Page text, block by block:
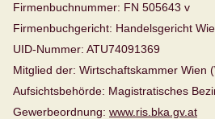
Firmenbuchnummer: FN 505643 v
Firmenbuchgericht: Handelsgericht
UID-Nummer: ATU74091369
Mitglied der: Wirtschaftskammer Wien
Aufsichtsbehörde: Magistratisches
Gewerbeordnung: www.ris.bka.gv.at